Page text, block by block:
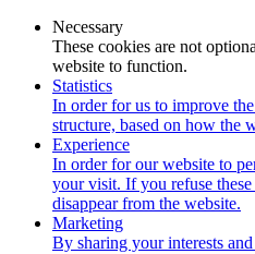
Necessary
These cookies are not
website to function.
Statistics
In order for us to improve
structure, based on how the
Experience
In order for our website to
your visit. If you refuse
disappear from the website.
Marketing
By sharing your interests